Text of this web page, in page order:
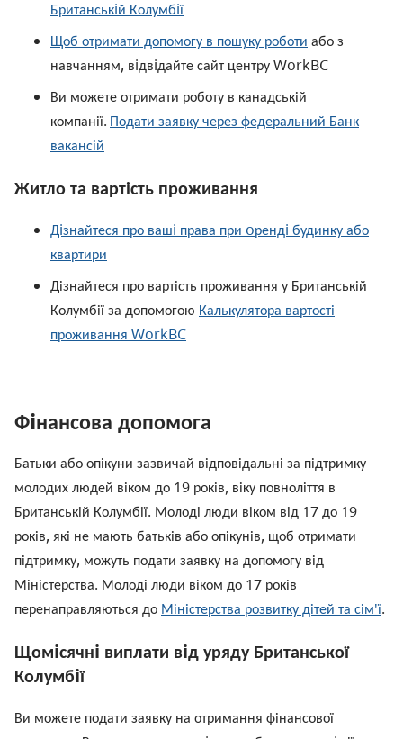
Британськiй Колумбiї
Щоб отримати допомогу в пошуку роботи або з
навчанням, вiдвiдайте сайт центру WorkBC​​
Ви можете отримати роботу в канадській
компанії. Подати заявку через федеральний Банк
вакансій
Житло та вартість проживання
Дiзнайтеся про вашi права при oрендi будинку або
квартири
Дізнайтеся про вартість проживання у Британській
Колумбії за допомогою Калькулятора вартості
проживання WorkBC
Фiнансова допомога
Батьки або опікуни зазвичай відповідальні за підтримку
молодих людей віком до 19 років, віку повноліття в
Британській Колумбії. Молоді люди віком від 17 до 19
років, які не мають батьків або опікунів, щоб отримати
підтримку, можуть подати заявку на допомогу від
Міністерства. Молоді люди віком до 17 років
перенаправляються до Міністерства розвитку дітей та сім'ї.
Щомiсячнi виплати вiд уряду Британської
Колумбiї
Ви можете подати заявку на отримання фінансової